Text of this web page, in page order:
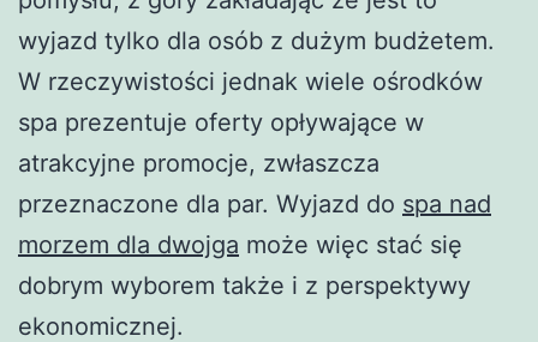
wyjazd tylko dla osób z dużym budżetem.
W rzeczywistości jednak wiele ośrodków
spa prezentuje oferty opływające w
atrakcyjne promocje, zwłaszcza
przeznaczone dla par. Wyjazd do spa nad
morzem dla dwojga może więc stać się
dobrym wyborem także i z perspektywy
ekonomicznej.